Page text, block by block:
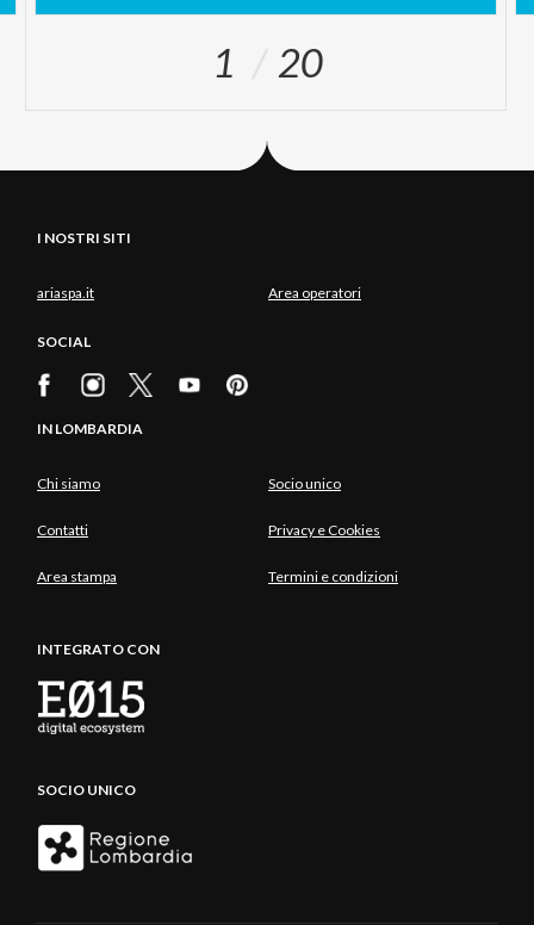
1 20
I NOSTRI SITI
ariaspa.it Area operatori
SOCIAL
IN LOMBARDIA
Chi siamo Socio unico
Contatti Privacy e Cookies
Area stampa Termini e condizioni
INTEGRATO CON
SOCIO UNICO